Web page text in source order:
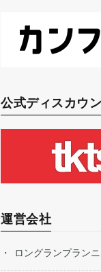
公式ディスカウ
運営会社
ロングランプラン